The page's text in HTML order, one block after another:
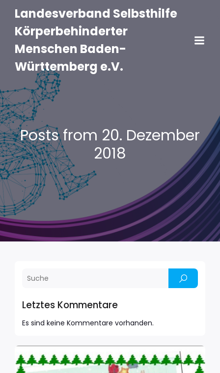
Landesverband Selbsthilfe
Körperbehinderter
Menschen Baden-
Württemberg e.V.
Posts from 20. Dezember
2018
Letztes Kommentare
Es sind keine Kommentare vorhanden.